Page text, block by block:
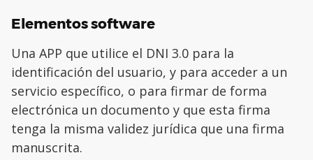
Elementos software
Una APP que utilice el DNI 3.0 para la
identificación del usuario, y para acceder a un
servicio específico, o para firmar de forma
electrónica un documento y que esta firma
tenga la misma validez jurídica que una firma
manuscrita.